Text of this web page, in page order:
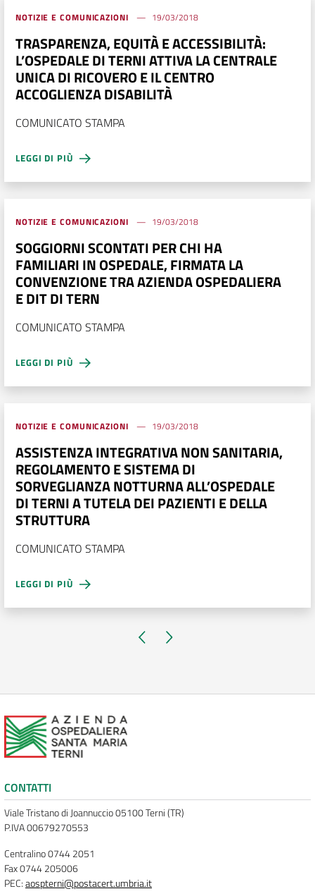
NOTIZIE E COMUNICAZIONI 19/03/2018
TRASPARENZA, EQUITÀ E ACCESSIBILITÀ:
L’OSPEDALE DI TERNI ATTIVA LA CENTRALE
UNICA DI RICOVERO E IL CENTRO
ACCOGLIENZA DISABILITÀ
COMUNICATO STAMPA
LEGGI DI PIÙ
NOTIZIE E COMUNICAZIONI 19/03/2018
SOGGIORNI SCONTATI PER CHI HA
FAMILIARI IN OSPEDALE, FIRMATA LA
CONVENZIONE TRA AZIENDA OSPEDALIERA
E DIT DI TERN
COMUNICATO STAMPA
LEGGI DI PIÙ
NOTIZIE E COMUNICAZIONI 19/03/2018
ASSISTENZA INTEGRATIVA NON SANITARIA,
REGOLAMENTO E SISTEMA DI
SORVEGLIANZA NOTTURNA ALL’OSPEDALE
DI TERNI A TUTELA DEI PAZIENTI E DELLA
STRUTTURA
COMUNICATO STAMPA
LEGGI DI PIÙ
Pagina precedente
Pagina successiva
CONTATTI
Viale Tristano di Joannuccio 05100 Terni (TR)
P.IVA 00679270553
Centralino 0744 2051
Fax 0744 205006
PEC:aospterni@postacert.umbria.it